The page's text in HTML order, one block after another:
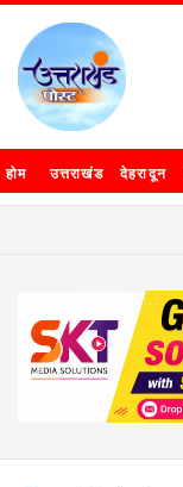
होम उत्तराखंड देहरादून